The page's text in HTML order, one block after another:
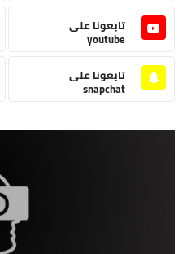
تابعونا على
youtube
تابعونا على
snapchat